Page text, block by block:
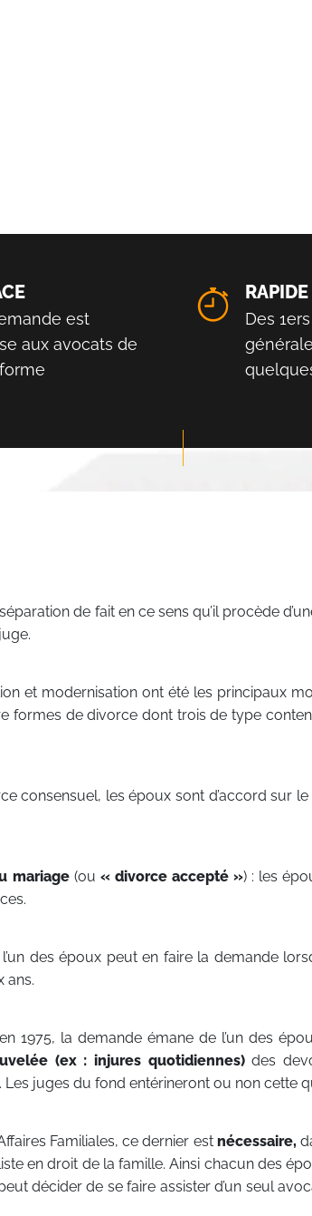
est
aux avocats de
RAPIDE
Des
de fait en ce sens qu’il procède
et modernisation ont été les principaux
de divorce dont trois de type
consensuel, les époux sont d’accord sur
mariage(ou « divorce accepté ») : les
des époux peut en faire la demande
ans.
1975, la demande émane de l’un des
(ex : injures quotidiennes)des
juges du fond entérineront ou non cette
Familiales, ce dernier est nécessaire,
en droit de la famille. Ainsi chacun des
décider de se faire assister d’un seul